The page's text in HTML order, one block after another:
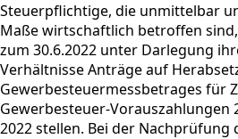
Steuerpflichtige, die unmittelbar
Maße wirtschaftlich betroffen
zum 30.6.2022 unter Darlegung
Verhältnisse Anträge auf
Gewerbesteuermessbetrages für
Gewerbesteuer-Vorauszahlungen
2022 stellen. Bei der Nachprüfung